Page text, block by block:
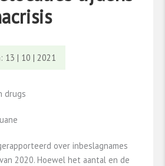
13 | 10 | 2021
drugs
over inbeslagnames
2020. Hoewel het aantal en de